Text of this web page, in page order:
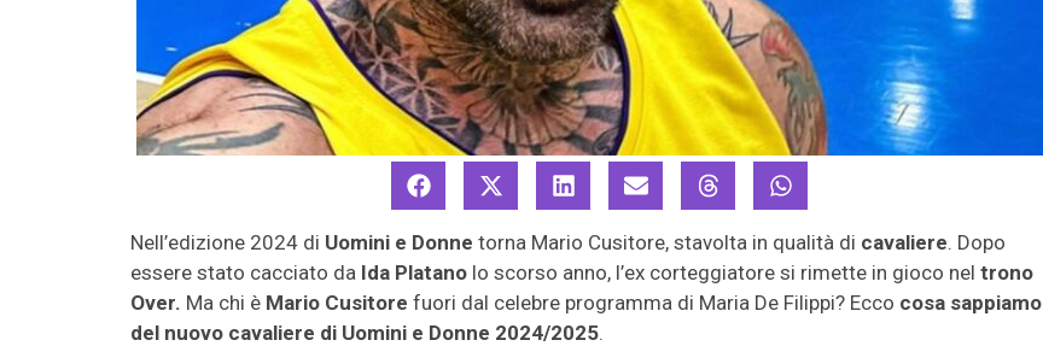
Nell’edizione 2024 di Uomini e Donne torna Mario Cusitore, stavolta in qualità di cavaliere. Dopo
essere stato cacciato da Ida Platano lo scorso anno, l’ex corteggiatore si rimette in gioco nel trono
Over. Ma chi è Mario Cusitore fuori dal celebre programma di Maria De Filippi? Ecco cosa sappiamo
del nuovo cavaliere di Uomini e Donne 2024/2025.